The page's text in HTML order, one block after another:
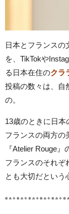
日本とフランスの
を、TikTokや
る日本在住のクラ
投稿の数々は、自
の。
13歳のときに日本
フランスの両方の
『Atelier Rouge
フランスのそれぞ
とも大切だという